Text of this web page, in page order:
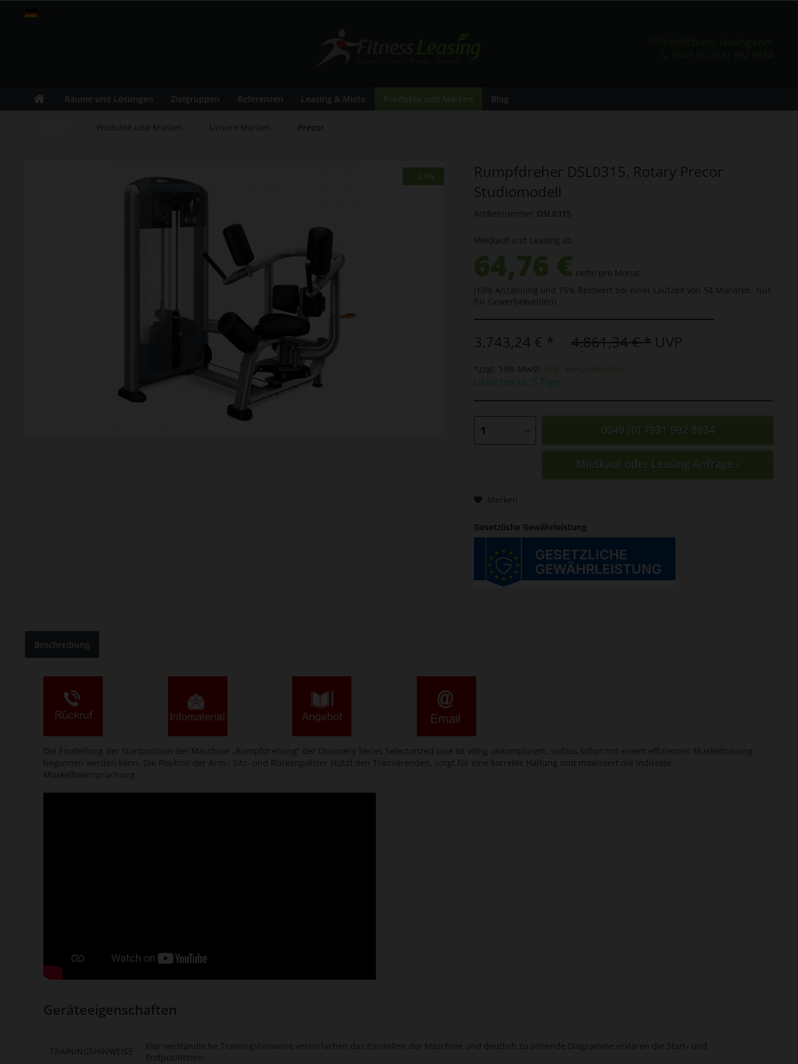
Räume und Lösungen Zielgruppen Referenzen Leasing & Miete Produkte und Marken Blog
Produkte und Marken Unsere Marken Precor
- 23%
Rumpfdreher DSL0315. Rotary Precor
Studiomodell
Artikelnummer DSL0315
Mietkauf und Leasing ab
64,76 € netto pro Monat
(10% Anzahlung und 15% Restwert bei einer Laufzeit von 54 Monaten. Nur
für Gewerbekunden)
3.743,24 € * 4.861,34 € * UVP
*zzgl. 19% MwSt. zzgl. Versandkosten
Lieferzeit ca. 5 Tage
0049 (0) 7931 992 9834
Mietkauf oder Leasing Anfrage
Merken
Gesetzliche Gewährleistung
Beschreibung
Die Einstellung der Startposition der Maschine „Rumpfdrehung“ der Discovery Series Selectorized Line ist völlig unkompliziert, sodass sofort mit einem effizienten Muskeltraining
begonnen werden kann. Die Position der Arm-, Sitz- und Rückenpolster stützt den Trainierenden, sorgt für eine korrekte Haltung und maximiert die indirekte
Muskelbeanspruchung.
Geräteeigenschaften
TRAININGSHINWEISE
Klar verständliche Trainingshinweise vereinfachen das Einstellen der Maschine und deutlich zu sehende Diagramme erklären die Start- und
Endpositionen.